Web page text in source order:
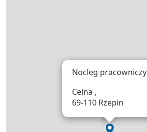
Nocleg pracowniczy
Celna ,
69-110 Rzepin